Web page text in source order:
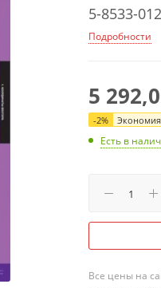
5-8533-012
Подробности
5
-2% Экономия
Есть в
Все цены на